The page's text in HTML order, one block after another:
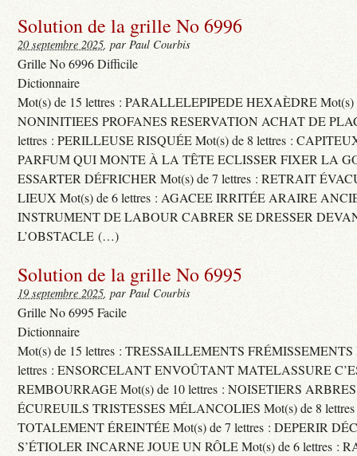
Solution de la grille No 6996
20 septembre 2025, par Paul Courbis
Grille No 6996 Difficile
Dictionnaire
Mot(s) de 15 lettres : PARALLELEPIPEDE HEXAÈDRE Mot(s)
NONINITIEES PROFANES RESERVATION ACHAT DE
lettres : PERILLEUSE RISQUÉE Mot(s) de 8 lettres :
PARFUM QUI MONTE À LA TÊTE ECLISSER FIXER LA
ESSARTER DÉFRICHER Mot(s) de 7 lettres : RETRAIT
LIEUX Mot(s) de 6 lettres : AGACEE IRRITÉE ARAIRE
INSTRUMENT DE LABOUR CABRER SE DRESSER
L’OBSTACLE (…)
Solution de la grille No 6995
19 septembre 2025, par Paul Courbis
Grille No 6995 Facile
Dictionnaire
Mot(s) de 15 lettres : TRESSAILLEMENTS FRÉMISSEMENTS
lettres : ENSORCELANT ENVOÛTANT MATELASSURE
REMBOURRAGE Mot(s) de 10 lettres : NOISETIERS
ÉCUREUILS TRISTESSES MÉLANCOLIES Mot(s) de 8
TOTALEMENT ÉREINTÉE Mot(s) de 7 lettres : DEPERIR
S’ÉTIOLER INCARNE JOUE UN RÔLE Mot(s) de 6 lettres :